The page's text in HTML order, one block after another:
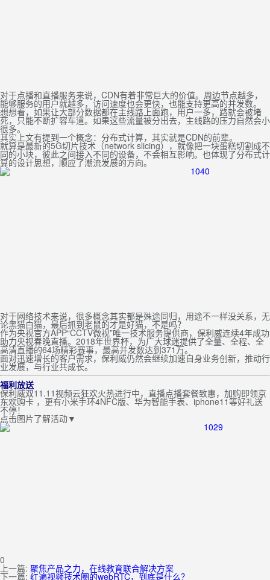
对于点播和直播服务来说，CDN有着非常巨大的价值。周边节点越多，
能够服务的用户就越多，访问速度也会更快，也能支持更高的并发数。
想想看，如果让大部分数据都在主线路上面跑，用户一多，路就会被堵
死，只能不断扩容车道。如果这些流量被分出去，主线路的压力自然会小
很多。
其实上文有提到一个概念：分布式计算，其实就是CDN的前辈。
就算是最新的5G切片技术（network slicing），就像把一块蛋糕切割成不
同的小块，彼此之间接入不同的设备，不会相互影响。也体现了分布式计
算的设计思想，顺应了潮流发展的方向。
对于网络技术来说，很多概念其实都是殊途同归，用途不一样没关系，无
论黑猫白猫，最后抓到老鼠的才是好猫，不是吗？
作为央视官方APP“CCTV微视”唯一技术服务提供商，保利威连续4年成功
助力央视春晚直播。2018年世界杯，为广大球迷提供了全量、全程、全
高清直播的64场精彩赛事，最高并发数达到371万。
面对迅速增长的客户需求，保利威仍然会继续加速自身业务创新，推动行
业发展，与行业共成长。
福利放送
保利威双11.11视频云狂欢火热进行中，直播点播套餐致惠，加购即领京
东欢购卡 ，更有小米手环4NFC版、华为智能手表、iphone11等好礼送
不停！
点击图片了解活动▼
0
上一篇: 聚焦产品之力，在线教育联合解决方案
下一篇: 红遍视频技术圈的webRTC，到底是什么？